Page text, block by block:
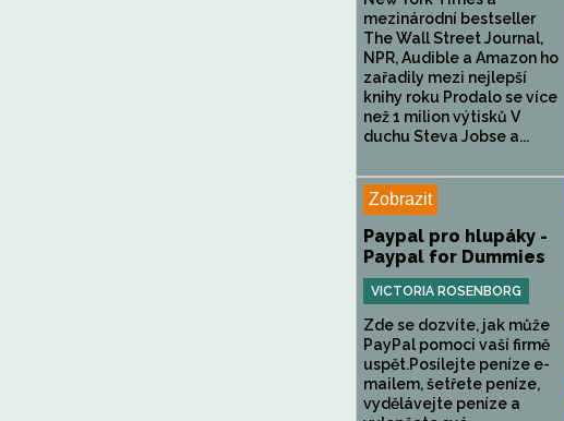
mezinárodní bestseller
The Wall Street Journal,
NPR, Audible a Amazon ho
zařadily mezi nejlepší
knihy roku Prodalo se více
než 1 milion výtisků V
duchu Steva Jobse a...
Zobrazit
Paypal pro hlupáky -
Paypal for Dummies
VICTORIA ROSENBORG
Zde se dozvíte, jak může
PayPal pomoci vaší firmě
uspět.Posílejte peníze e-
mailem, šetřete peníze,
vydělávejte peníze a